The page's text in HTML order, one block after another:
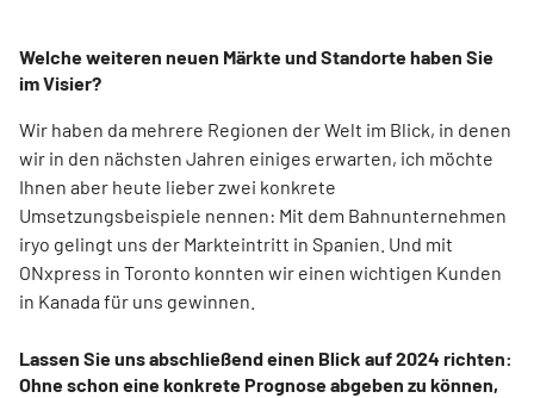
Welche weiteren neuen Märkte und Standorte haben Sie
im Visier?
Wir haben da mehrere Regionen der Welt im Blick, in denen
wir in den nächsten Jahren einiges erwarten, ich möchte
Ihnen aber heute lieber zwei konkrete
Umsetzungsbeispiele nennen: Mit dem Bahnunternehmen
iryo gelingt uns der Markteintritt in Spanien. Und mit
ONxpress in Toronto konnten wir einen wichtigen Kunden
in Kanada für uns gewinnen.
Lassen Sie uns abschließend einen Blick auf 2024 richten:
Ohne schon eine konkrete Prognose abgeben zu können,